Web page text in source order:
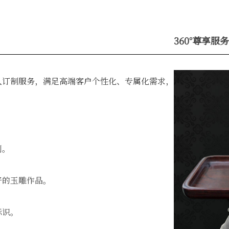
360°尊享服务
制服务，满足高端客户个性化、专属化需求，
玉雕作品。
。